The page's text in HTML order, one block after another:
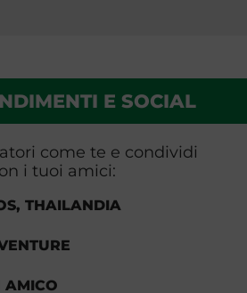
E SOCIAL
come te e condividi
i tuoi amici:
THAILANDIA
AMICO